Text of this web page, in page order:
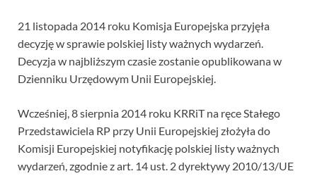
21 listopada 2014 roku Komisja Europejska przyjęła
decyzję w sprawie polskiej listy ważnych wydarzeń.
Decyzja w najbliższym czasie zostanie opublikowana w
Dzienniku Urzędowym Unii Europejskiej.
Wcześniej, 8 sierpnia 2014 roku KRRiT na ręce Stałego
Przedstawiciela RP przy Unii Europejskiej złożyła do
Komisji Europejskiej notyfikację polskiej listy ważnych
wydarzeń, zgodnie z art. 14 ust. 2 dyrektywy 2010/13/UE